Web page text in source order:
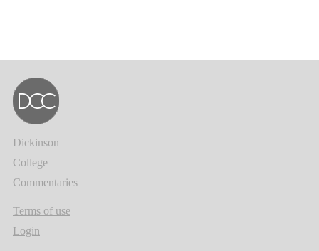
Dickinson
College
Commentaries
Terms of use
Login